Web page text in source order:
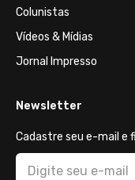
Colunistas
Vídeos & Mídias
Jornal Impresso
Newsletter
Cadastre seu e-mail e